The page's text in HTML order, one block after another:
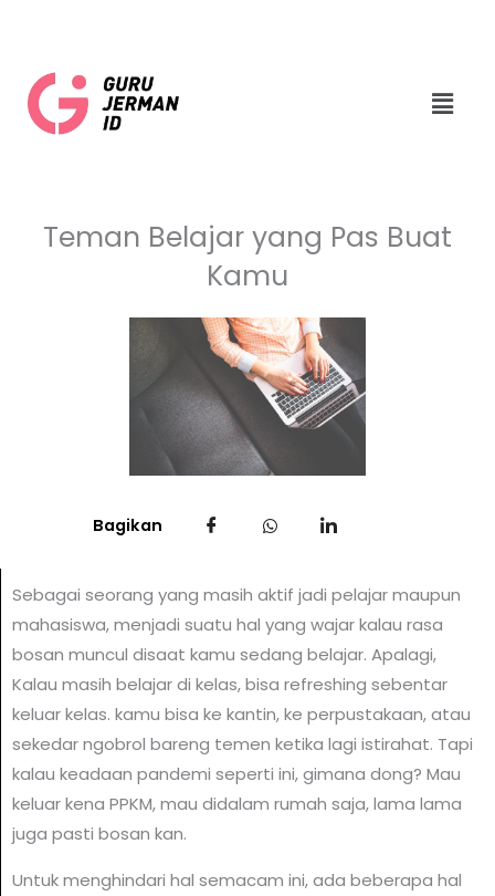
content
Menu
Teman Belajar yang Pas Buat
Kamu
Bagikan
Sebagai seorang yang masih aktif jadi pelajar maupun
mahasiswa, menjadi suatu hal yang wajar kalau rasa
bosan muncul disaat kamu sedang belajar. Apalagi,
Kalau masih belajar di kelas, bisa refreshing sebentar
keluar kelas. kamu bisa ke kantin, ke perpustakaan, atau
sekedar ngobrol bareng temen ketika lagi istirahat. Tapi
kalau keadaan pandemi seperti ini, gimana dong? Mau
keluar kena PPKM, mau didalam rumah saja, lama lama
juga pasti bosan kan.
Untuk menghindari hal semacam ini, ada beberapa hal